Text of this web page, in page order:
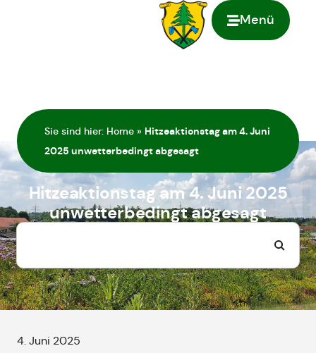
Menü
Sie sind hier: Home » Hitzeaktionstag am 4. Juni
2025 unwetterbedingt abgesagt
Hitzeaktionstag am 4. Juni 2025
unwetterbedingt abgesagt
4. Juni 2025